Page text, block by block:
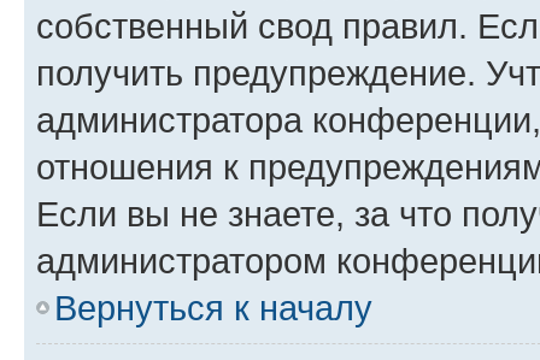
собственный свод правил.
получить предупреждение.
администратора
отношения к
Если вы не знаете, за что
администратором
Вернуться к началу